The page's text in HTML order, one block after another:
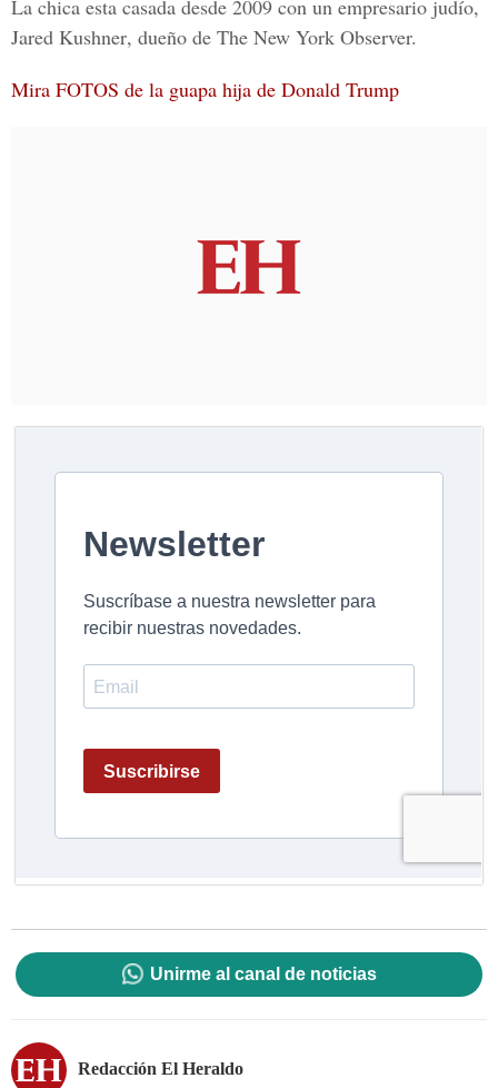
La chica esta casada desde 2009 con un empresario judío,
Jared Kushner, dueño de The New York Observer.
Mira FOTOS de la guapa hija de Donald Trump
Unirme al canal de noticias
Redacción El Heraldo